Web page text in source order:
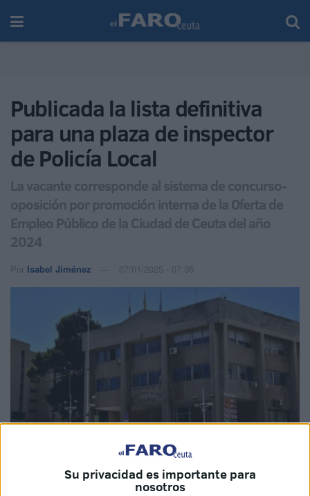
Su privacidad es importante para
nosotros
Publicada la lista definitiva
para una plaza de inspector
de Policía Local
La vacante corresponde al sistema de concurso-
oposición por promoción interna de la Oferta de
Empleo Público de la Ciudad de Ceuta del año
2024
Por Isabel Jiménez 07/01/2025 - 07:36